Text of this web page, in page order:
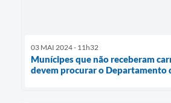
03 MAI 2024 - 11h32
Munícipes que não receberam
devem procurar o Departamento